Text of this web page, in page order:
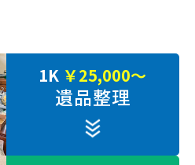
1K ￥25,000～
遺品整理